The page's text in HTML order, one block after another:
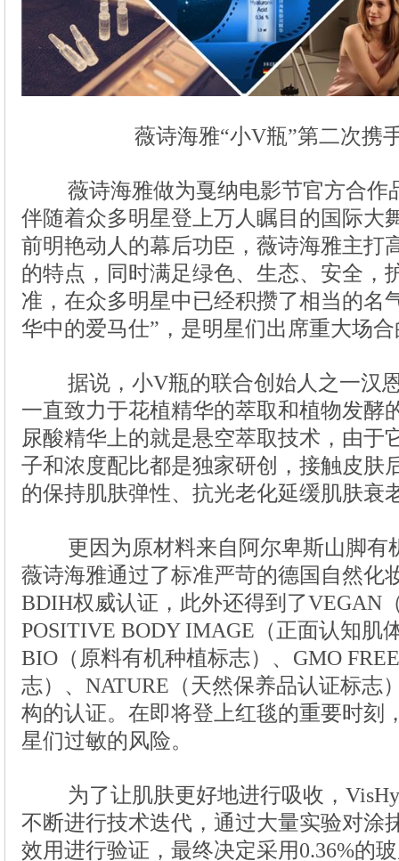
薇诗海雅“小V瓶”第二次携
薇诗海雅做为戛纳电影节官方合作
据说，小V瓶的联合创始人之一汉
更因为原材料来自阿尔卑斯山脚有
为了让肌肤更好地进行吸收，